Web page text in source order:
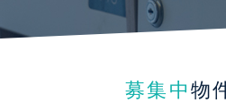
募集中 物